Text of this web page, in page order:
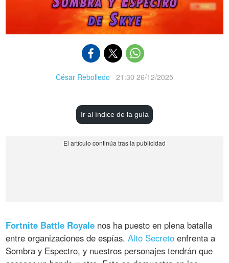
César Rebolledo · 21:30 26/12/2025
Ir al índice de la guía
Fortnite Battle Royale nos ha puesto en plena batalla
entre organizaciones de espías.Alto Secreto enfrenta a
Sombra y Espectro, y nuestros personajes tendrán que